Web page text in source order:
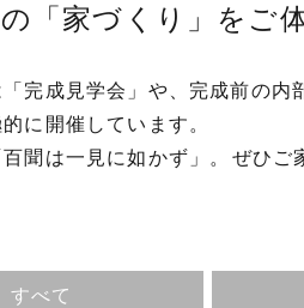
「家づくり」をご
完成見学会」や、完成前の
に開催しています。
聞は一見に如かず」。 ぜひご
すべて